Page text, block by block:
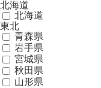
北海道
北海道
東北
青森県
岩手県
宮城県
秋田県
山形県